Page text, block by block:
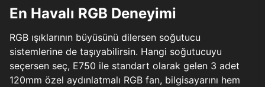
En Havalı RGB Deneyimi
RGB ışıklarının büyüsünü dilersen soğutucu
sistemlerine de taşıyabilirsin. Hangi soğutucuyu
seçersen seç, E750 ile standart olarak gelen 3 adet
120mm özel aydınlatmalı RGB fan, bilgisayarını hem